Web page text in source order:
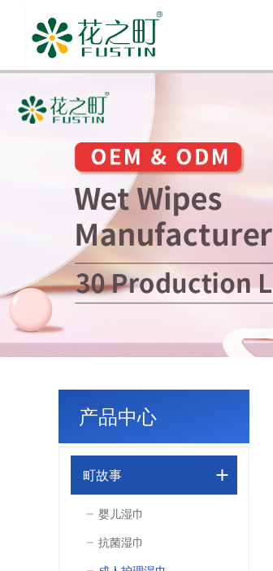
产品中心
町故事
婴儿湿巾
抗菌湿巾